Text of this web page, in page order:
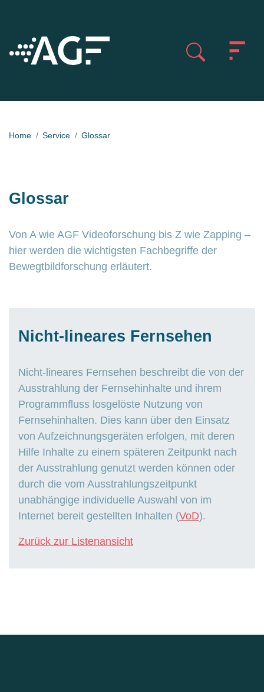
Home Service Glossar
Glossar
Von A wie AGF Videoforschung bis Z wie Zapping –
hier werden die wichtigsten Fachbegriffe der
Bewegtbildforschung erläutert.
Nicht-lineares Fernsehen
Nicht-lineares Fernsehen beschreibt die von der
Ausstrahlung der Fernsehinhalte und ihrem
Programmfluss losgelöste Nutzung von
Fernsehinhalten. Dies kann über den Einsatz
von Aufzeichnungsgeräten erfolgen, mit deren
Hilfe Inhalte zu einem späteren Zeitpunkt nach
der Ausstrahlung genutzt werden können oder
durch die vom Ausstrahlungszeitpunkt
unabhängige individuelle Auswahl von im
Internet bereit gestellten Inhalten (VoD).
Zurück zur Listenansicht